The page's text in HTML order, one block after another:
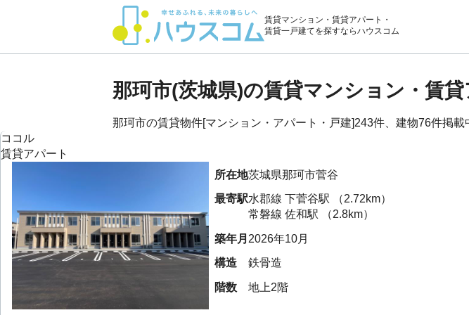
賃貸マンション・賃貸アパート・
賃貸一戸建てを探すならハウスコム
那珂市(茨城県)の賃貸マンション・賃
那珂市の賃貸物件[マンション・アパート・戸建]243件、建物76件掲
ココル
賃貸アパート
所在地茨城県那珂市菅谷
最寄駅水郡線 下菅谷駅
（2.72km）
常磐線 佐和駅 （2.8km）
築年月 2026年10月
構造 鉄骨造
階数 地上2階